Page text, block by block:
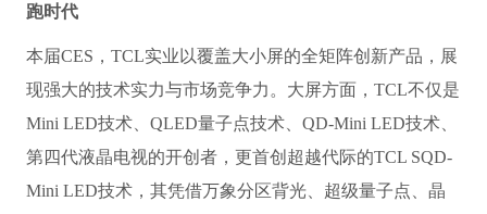
跑时代
本届CES，TCL实业以覆盖大小屏的全矩阵创新产品，展
现强大的技术实力与市场竞争力。大屏方面，TCL不仅是
Mini LED技术、QLED量子点技术、QD-Mini LED技术、
第四代液晶电视的开创者，更首创超越代际的TCL SQD-
Mini LED技术，其凭借万象分区背光、超级量子点、晶